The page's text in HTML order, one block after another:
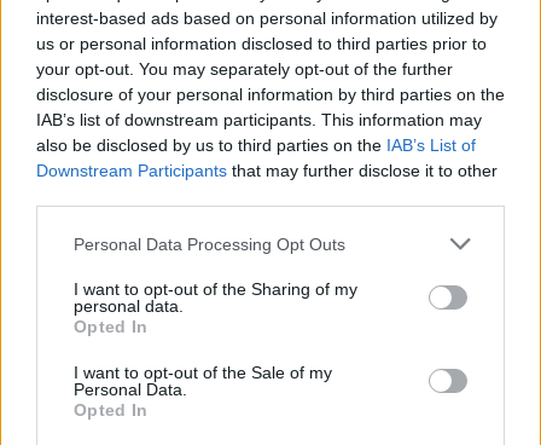
interest-based ads based on personal information utilized by
us or personal information disclosed to third parties prior to
your opt-out. You may separately opt-out of the further
disclosure of your personal information by third parties on the
IAB’s list of downstream participants. This information may
also be disclosed by us to third parties on the IAB’s List of
Downstream Participants that may further disclose it to other
Personal Data Processing Opt Outs
I want to opt-out of the Sharing of my
personal data.
Opted In
I want to opt-out of the Sale of my
Personal Data.
Opted In
Γρίπη των πτηνών: Έκανε την εμφάνισή της και
στην Αυστραλία
ΕΠΙΚΑΙΡΌΤΗΤΑ